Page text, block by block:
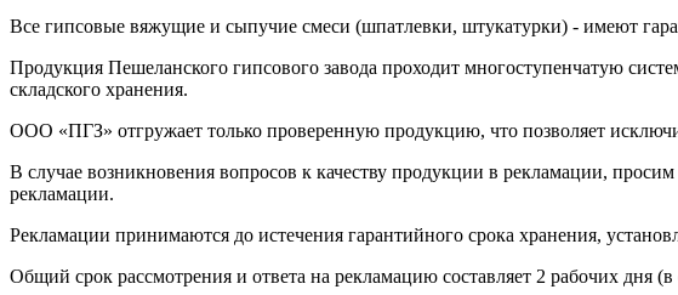
Все гипсовые вяжущие и сыпучие смеси (шпатлевки, штукатурки) - имеют
Продукция Пешеланского гипсового завода проходит многоступенчатую
складского хранения.
ООО «ПГЗ» отгружает только проверенную продукцию, что позволяет
В случае возникновения вопросов к качеству продукции в рекламации,
рекламации.
Рекламации принимаются до истечения гарантийного срока хранения,
Общий срок рассмотрения и ответа на рекламацию составляет 2 рабочих дня